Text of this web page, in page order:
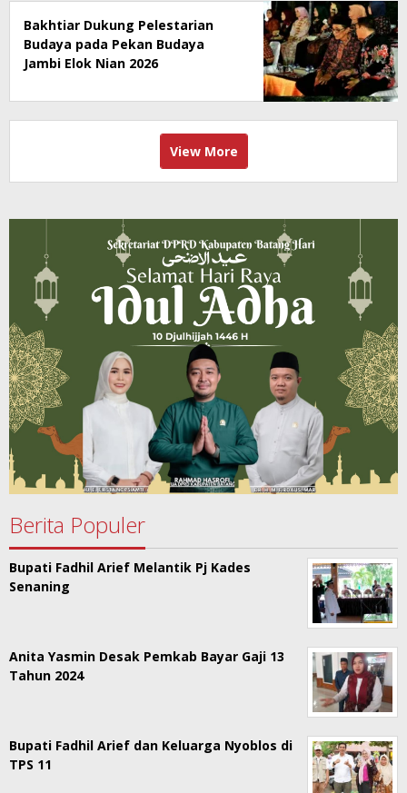
Bakhtiar Dukung Pelestarian
Budaya pada Pekan Budaya
Jambi Elok Nian 2026
View More
Berita Populer
Bupati Fadhil Arief Melantik Pj Kades
Senaning
Anita Yasmin Desak Pemkab Bayar Gaji 13
Tahun 2024
Bupati Fadhil Arief dan Keluarga Nyoblos di
TPS 11